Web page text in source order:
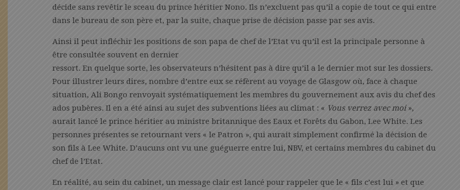
décide sans revêtir le sceau du prince héritier Nono. Ils n’excluent pas qu’il a copie de tout ce qui entre
dans le bureau de son père et, par la suite, chaque prise de décision passe par ses avis.
Ainsi il peut infléchir les positions de son papa de chef de l’Etat vu qu’il est la principale personne à
être consultée souvent en dernier
ressort. En quelque sorte, les observateurs n’hésitent pas à dire qu’il a le dernier mot sur les dossiers.
Pour illustrer leurs dires, nombre d’entre eux se réfèrent au voyage de Glasgow où, face à chaque
situation, Ali Bongo renvoyait systématiquement les membres du gouvernement aux avis du chef des
ados pubères. Il en a été ainsi au sujet des subventions liées au climat : « Vous verrez avec moi»,
aurait lancé le prince héritier au ministre britannique des Eaux et Forêts du Gabon, Lee White. Les
personnes présentes se retournant vers « le Patron », qui aurait simplement confirmé la décision de
son fils à Lee White. D’aucuns ont vu une guéguerre entre lui, NBV, et certains membres du cabinet du
chef de l’Etat.
En réalité, au sein du cabinet, un message clair est lancé pour rappeler que le « fils c’est lui » et que